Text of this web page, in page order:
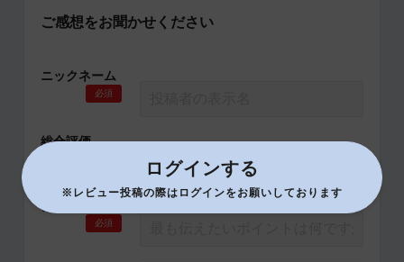
ご感想をお聞かせください
ニックネーム
必須
総合評価
タイトル
必須
ログインする
※レビュー投稿の際はログインをお願いしております